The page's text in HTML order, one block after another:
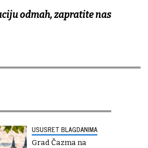
odmah, zapratite nas
USUSRET BLAGDANIMA
Grad Čazma na